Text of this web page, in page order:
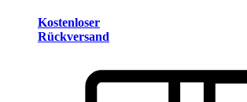
Kostenloser
Rückversand